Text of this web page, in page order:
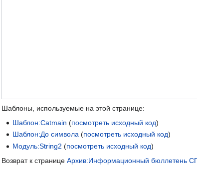
Шаблоны, используемые на этой странице:
Шаблон:Catmain (посмотреть исходный код)
Шаблон:До символа (посмотреть исходный код)
Модуль:String2 (посмотреть исходный код)
Возврат к странице Архив:Информационный бюллетень